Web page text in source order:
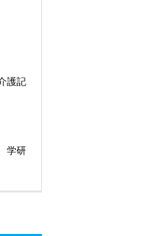
護記
学研